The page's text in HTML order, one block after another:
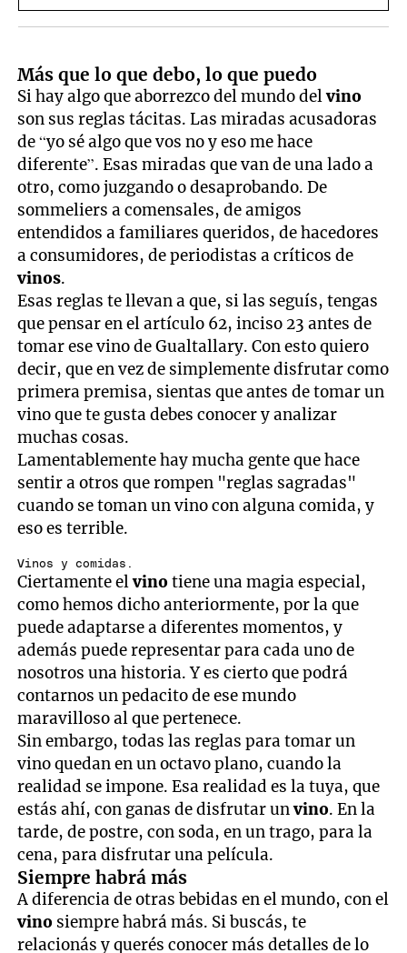
Más que lo que debo, lo que puedo
Si hay algo que aborrezco del mundo delvino
son sus reglas tácitas. Las miradas acusadoras
de “yo sé algo que vos no y eso me hace
diferente”. Esas miradas que van de una lado a
otro, como juzgando o desaprobando. De
sommeliers a comensales, de amigos
entendidos a familiares queridos, de hacedores
a consumidores, de periodistas a críticos de
vinos.
Esas reglas te llevan a que, si las seguís, tengas
que pensar en el artículo 62, inciso 23 antes de
tomar ese vino de Gualtallary. Con esto quiero
decir, que en vez de simplemente disfrutar como
primera premisa, sientas que antes de tomar un
vino que te gusta debes conocer y analizar
muchas cosas.
Lamentablemente hay mucha gente que hace
sentir a otros que rompen "reglas sagradas"
cuando se toman un vino con alguna comida, y
eso es terrible.
Vinos y comidas.
Ciertamente elvinotiene una magia especial,
como hemos dicho anteriormente, por la que
puede adaptarse a diferentes momentos, y
además puede representar para cada uno de
nosotros una historia. Y es cierto que podrá
contarnos un pedacito de ese mundo
maravilloso al que pertenece.
Sin embargo, todas las reglas para tomar un
vino quedan en un octavo plano, cuando la
realidad se impone. Esa realidad es la tuya, que
estás ahí, con ganas de disfrutar unvino. En la
tarde, de postre, con soda, en un trago, para la
cena, para disfrutar una película.
Siempre habrá más
A diferencia de otras bebidas en el mundo, con el
vino siempre habrá más. Si buscás, te
relacionás y querés conocer más detalles de lo